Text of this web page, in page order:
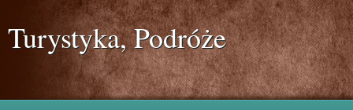
Turystyka, Podróże